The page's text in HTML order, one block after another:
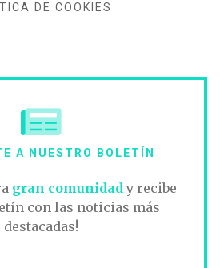
DE COOKIES
A NUESTRO BOLETÍN
gran comunidady recibe
con las noticias más
destacadas!